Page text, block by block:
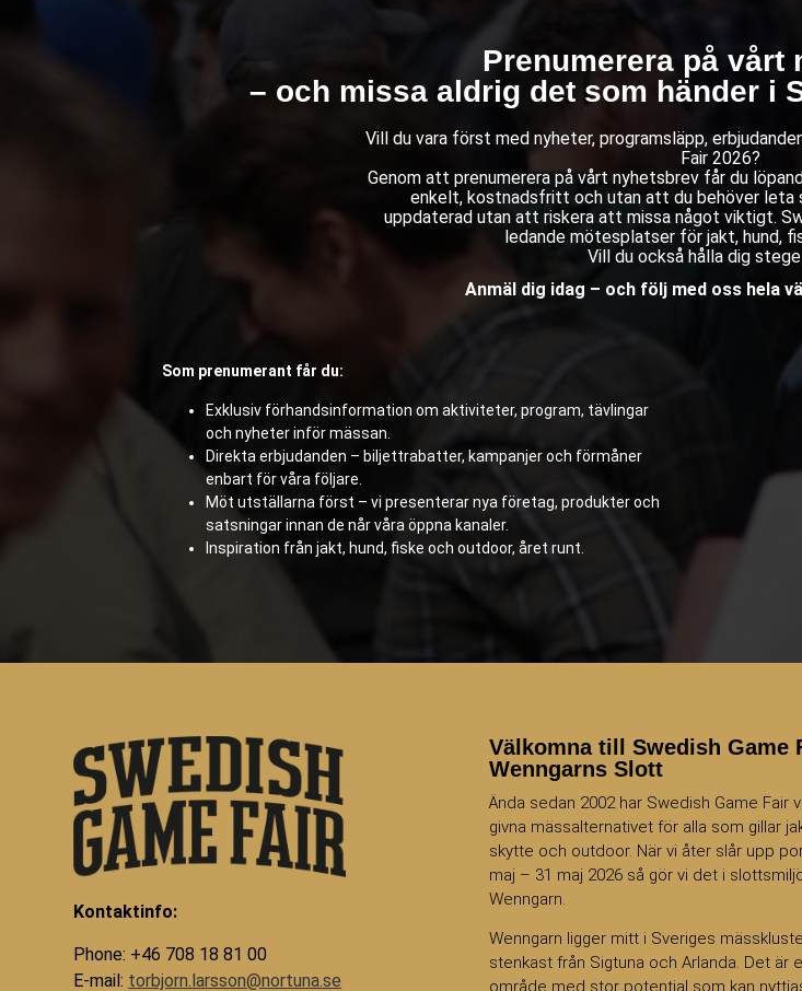
Prenumerera på vårt
– och missa aldrig det som händer i
Vill du vara först med nyheter, programsläpp,
Fair 2026?
Genom att prenumerera på vårt nyhetsbrev får du
enkelt, kostnadsfritt och utan att du behöver leta
uppdaterad utan att riskera att missa något viktigt.
ledande mötesplatser för jakt, hund,
Vill du också hålla dig
Anmäl dig idag – och följ med oss hela
Som prenumerant får du:
Exklusiv förhandsinformation om aktiviteter, program, tävlingar
och nyheter inför mässan.
Direkta erbjudanden – biljettrabatter, kampanjer och förmåner
enbart för våra följare.
Möt utställarna först – vi presenterar nya företag, produkter och
satsningar innan de når våra öppna kanaler.
Inspiration från jakt, hund, fiske och outdoor, året runt.
Kontaktinfo:
Phone: +46 708 18 81 00
E-mail: torbjorn.larsson@nortuna.se
Välkomna till Swedish Game
Wenngarns Slott
Ända sedan 2002 har Swedish Game Fair
givna mässalternativet för alla som gillar
skytte och outdoor. När vi åter slår upp
maj – 31 maj 2026 så gör vi det i
Wenngarn.
Wenngarn ligger mitt i Sveriges
stenkast från Sigtuna och Arlanda. Det är
område med stor potential som kan